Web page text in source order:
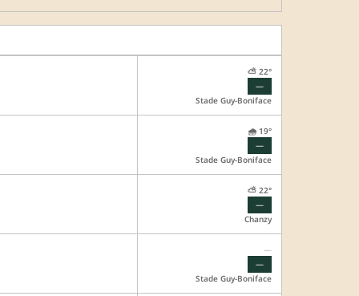
⛅ 22°
—
Stade Guy-Boniface
🌧️ 19°
—
Stade Guy-Boniface
⛅ 22°
—
Chanzy
—
—
Stade Guy-Boniface